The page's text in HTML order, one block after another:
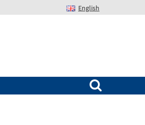
English
Suchen nach: